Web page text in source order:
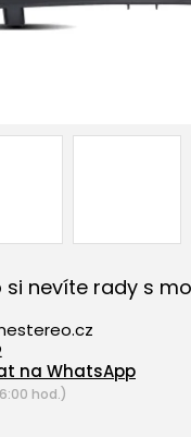
nevíte rady s
na WhatsApp
hod.)